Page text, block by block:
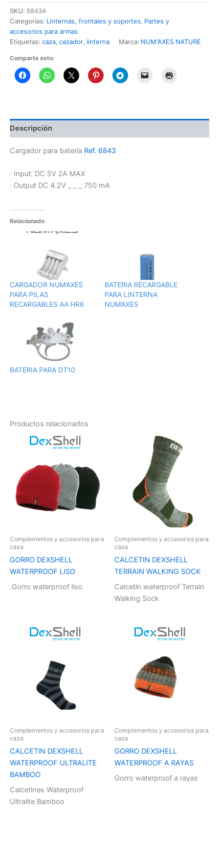
SKU: 6843A
Categorías: Linternas, frontales y soportes, Partes y
accesorios para armas
Etiquetas: caza, cazador, linterna Marca: NUM'AXES NATURE
Comparte esto:
Descripción
Cargador para batería Ref. 6843
· Input: DC 5V 2A MAX
· Output DC 4.2V _ _ _ 750 mA
Relacionado
CARGADOR NUM’AXES
PARA PILAS
RECARGABLES AA HR6
BATERIA RECARGABLE
PARA LINTERNA
NUM’AXES
BATERIA PARA DT10
Productos relacionados
Complementos y accesorios para
caza
GORRO DEXSHELL
WATERPROOF LISO
.Gorro waterproof liso
Complementos y accesorios para
caza
CALCETIN DEXSHELL
TERRAIN WALKING SOCK
Calcetín waterproof Terrain
Walking Sock
Complementos y accesorios para
caza
CALCETIN DEXSHELL
WATERPROOF ULTRALITE
BAMBOO
Calcetines Waterproof
Ultralite Bamboo
Complementos y accesorios para
caza
GORRO DEXSHELL
WATERPROOF A RAYAS
Gorro waterproof a rayas